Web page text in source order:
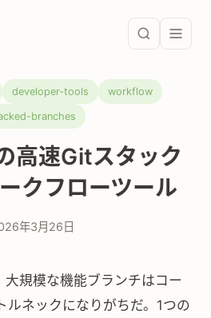
developer-tools workflow
branches
高速Gitスタック
クフローツール
年3月26日
大規模な機能ブランチはコー
ルネックになりがちだ。1つの